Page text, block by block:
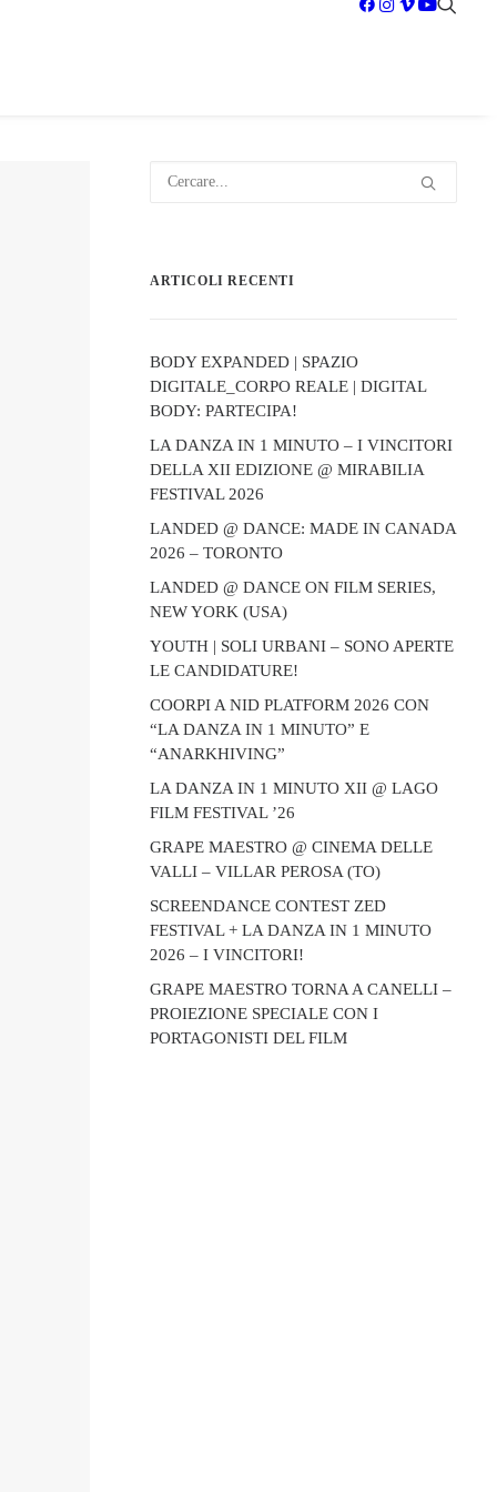
ARTICOLI RECENTI
BODY EXPANDED | SPAZIO
DIGITALE_CORPO REALE | DIGITAL
BODY: PARTECIPA!
LA DANZA IN 1 MINUTO – I VINCITORI
DELLA XII EDIZIONE @ MIRABILIA
FESTIVAL 2026
LANDED @ DANCE: MADE IN CANADA
2026 – TORONTO
LANDED @ DANCE ON FILM SERIES,
NEW YORK (USA)
YOUTH | SOLI URBANI – SONO APERTE
LE CANDIDATURE!
COORPI A NID PLATFORM 2026 CON
“LA DANZA IN 1 MINUTO” E
“ANARKHIVING”
LA DANZA IN 1 MINUTO XII @ LAGO
FILM FESTIVAL ’26
GRAPE MAESTRO @ CINEMA DELLE
VALLI – VILLAR PEROSA (TO)
SCREENDANCE CONTEST ZED
FESTIVAL + LA DANZA IN 1 MINUTO
2026 – I VINCITORI!
GRAPE MAESTRO TORNA A CANELLI –
PROIEZIONE SPECIALE CON I
PORTAGONISTI DEL FILM